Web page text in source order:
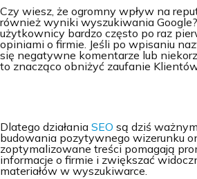
Czy wiesz, że ogromny wpływ na
również wyniki wyszukiwania
użytkownicy bardzo często po raz
opiniami o firmie. Jeśli po wpisaniu
się negatywne komentarze lub
to znacząco obniżyć zaufanie
Dlatego działania SEO są dziś
budowania pozytywnego wizerunku
zoptymalizowane treści pomagają
informacje o firmie i zwiększać
materiałów w wyszukiwarce.